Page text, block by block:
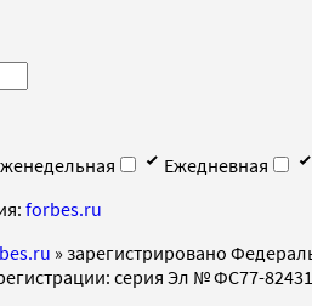
Ежедневная
forbes.ru
» зарегистрировано
серия Эл № ФС77-82431